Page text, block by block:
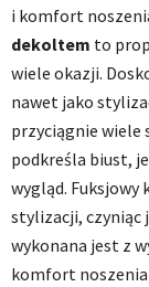
i komfort
dekoltem to
wiele okazji.
nawet jako
przyciągnie
podkreśla biust,
wygląd. Fuksjowy
stylizacji, czyniąc
wykonana jest z
komfort noszenia